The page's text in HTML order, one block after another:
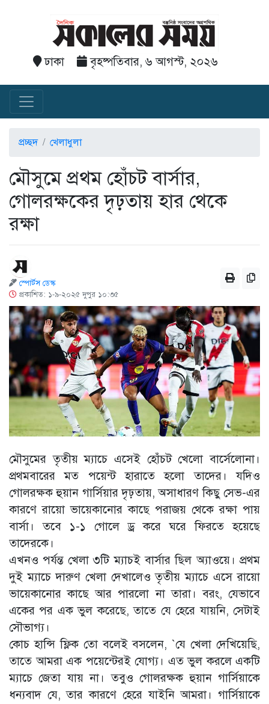
ঢাকা বৃহষ্পতিবার, ৬ আগস্ট, ২০২৬
প্রচ্ছদ খেলাধুলা
মৌসুমে প্রথম হোঁচট বার্সার,
গোলরক্ষকের দৃঢ়তায় হার থেকে
রক্ষা
স্পোর্টস ডেস্ক
প্রকাশিত: ১-৯-২০২৫ দুপুর ১০:৩৫
মৌসুমের তৃতীয় ম্যাচে এসেই হোঁচট খেলো বার্সেলোনা।
প্রথমবারের মত পয়েন্ট হারাতে হলো তাদের। যদিও
গোলরক্ষক হুয়ান গার্সিয়ার দৃঢ়তায়, অসাধারণ কিছু সেভ-এর
কারণে রায়ো ভায়েকানোর কাছে পরাজয় থেকে রক্ষা পায়
বার্সা। তবে ১-১ গোলে ড্র করে ঘরে ফিরতে হয়েছে
তাদেরকে।
এখনও পর্যন্ত খেলা ৩টি ম্যাচই বার্সার ছিল অ্যাওয়ে। প্রথম
দুই ম্যাচে দারুণ খেলা দেখালেও তৃতীয় ম্যাচে এসে রায়ো
ভায়েকানোর কাছে আর পারলো না তারা। বরং, যেভাবে
একের পর এক ভুল করেছে, তাতে যে হেরে যায়নি, সেটাই
সৌভাগ্য।
কোচ হান্সি ফ্লিক তো বলেই বসলেন, `যে খেলা দেখিয়েছি,
তাতে আমরা এক পয়েন্টেরই যোগ্য। এত ভুল করলে একটি
ম্যাচে জেতা যায় না। তবুও গোলরক্ষক হুয়ান গার্সিয়াকে
ধন্যবাদ যে, তার কারণে হেরে যাইনি আমরা। গার্সিয়াকে